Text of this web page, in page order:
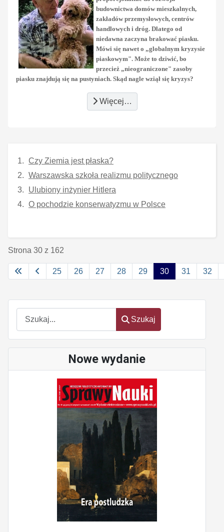
Szukaj
Szukaj
Nowe wydanie
budownictwa domów mieszkalnych,
zakładów przemysłowych, centrów
handlowych i dróg. Dlatego od
niedawna zaczyna brakować piasku.
Mówi się nawet o „globalnym kryzysie
piaskowym". Może to dziwić, bo
przecież „nieograniczone" zasoby
piasku znajdują się na pustyniach. Skąd nagle wziął się kryzys?
Więcej…
Czy Ziemia jest płaska?
Warszawska szkoła realizmu politycznego
Ulubiony inżynier Hitlera
O pochodzie konserwatyzmu w Polsce
Strona 30 z 162
25 26 27 28 29 30 31 32